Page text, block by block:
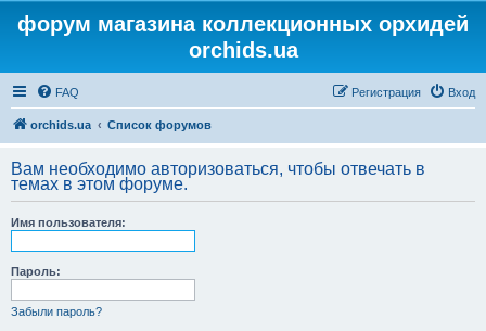
форум магазина коллекционных орхидей
orchids.ua
FAQ Вход
Регистрация
orchids.ua Список форумов
Вам необходимо авторизоваться, чтобы отвечать в
темах в этом форуме.
Имя пользователя:
Пароль:
Забыли пароль?